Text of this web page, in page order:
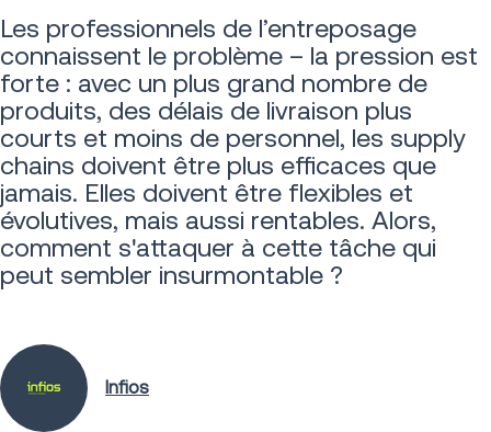
Les professionnels de l’entreposage
connaissent le problème – la pression est
forte : avec un plus grand nombre de
produits, des délais de livraison plus
courts et moins de personnel, les supply
chains doivent être plus efficaces que
jamais. Elles doivent être flexibles et
évolutives, mais aussi rentables. Alors,
comment s'attaquer à cette tâche qui
peut sembler insurmontable ?
Infios